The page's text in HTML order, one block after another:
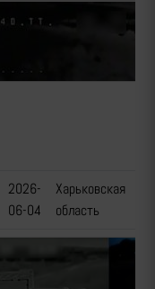
2026-
06-04
Харьковская
область